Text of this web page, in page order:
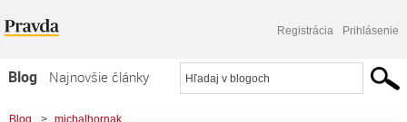
Registrácia Prihlásenie
Blog
Najnovšie články
Najčítanejšie články
Blog > michalhornak